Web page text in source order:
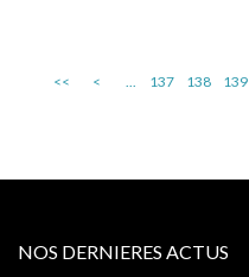
<< < ... 137 138 139
NOS DERNIERES ACTUS